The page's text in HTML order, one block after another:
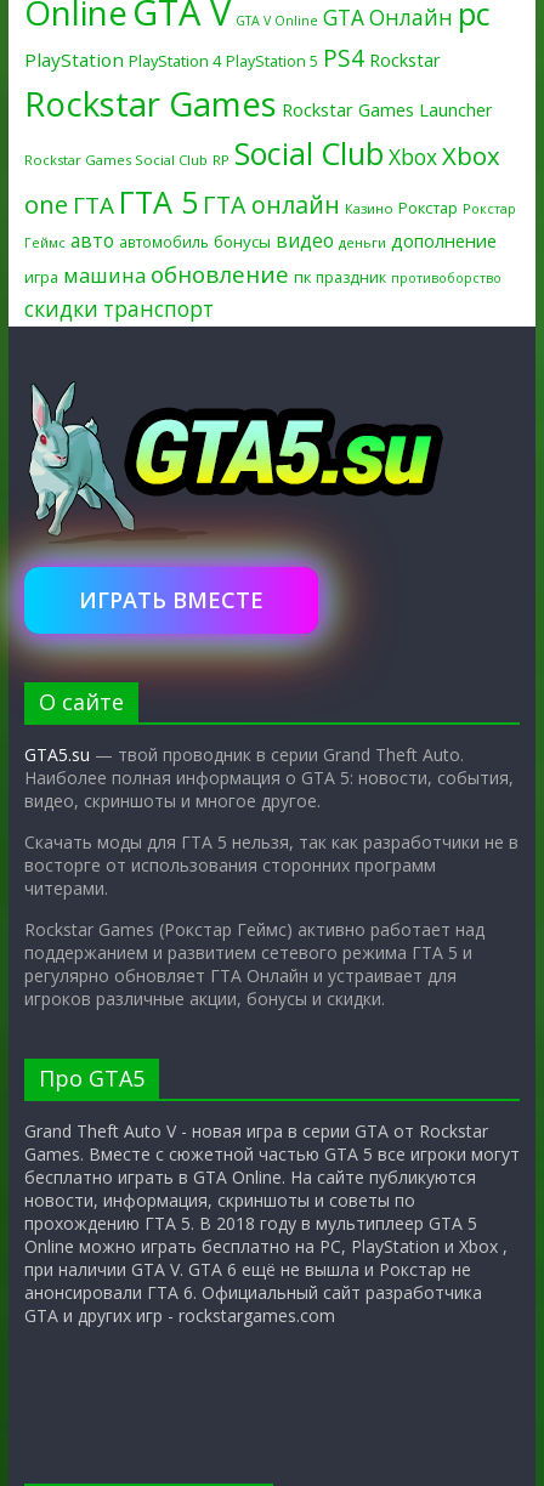
OnlineGTA V GTA V Online GTA Онлайн pc
PlayStation PlayStation 4 PlayStation 5 PS4 Rockstar
Rockstar Games Rockstar Games Launcher
Rockstar Games Social Club RP Social Club XboxXbox
one ГТА ГТА 5 ГТА онлайн Казино Рокстар Рокстар
Геймс авто автомобиль бонусы видео деньги дополнение
игра машина обновление пк праздник противоборство
скидки транспорт
ИГРАТЬ ВМЕСТЕ
О сайте
GTA5.su — твой проводник в серии Grand Theft Auto.
Наиболее полная информация о GTA 5: новости, события,
видео, скриншоты и многое другое.
Скачать моды для ГТА 5 нельзя, так как разработчики не в
восторге от использования сторонних программ
читерами.
Rockstar Games (Рокстар Геймс) активно работает над
поддержанием и развитием сетевого режима ГТА 5 и
регулярно обновляет ГТА Онлайн и устраивает для
игроков различные акции, бонусы и скидки.
Про GTA5
Grand Theft Auto V - новая игра в серии GTA от Rockstar
Games. Вместе с сюжетной частью GTA 5 все игроки могут
бесплатно играть в GTA Online. На сайте публикуются
новости, информация, скриншоты и советы по
прохождению ГТА 5. В 2018 году в мультиплеер GTA 5
Online можно играть бесплатно на PC, PlayStation и Xbox ,
при наличии GTA V. GTA 6 ещё не вышла и Рокстар не
анонсировали ГТА 6. Официальный сайт разработчика
GTA и других игр - rockstargames.com